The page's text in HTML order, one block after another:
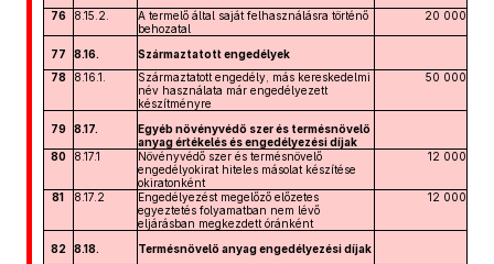
76
8.15.2.
A termelő által saját felhasználásra történő
behozatal
20 000
77 8.16.
Származtatott engedélyek
78
8.16.1.
Származtatott engedély, más kereskedelmi
név használata már engedélyezett
készítményre
50 000
79 8.17.
Egyéb növényvédő szer és termésnövelő
anyag értékelés és engedélyezési díjak
80
8.17.1
Növényvédő szer és termésnövelő
engedélyokirat hiteles másolat készítése
okiratonként
12 000
81 8.17.2
Engedélyezést megelőző előzetes
egyeztetés folyamatban nem lévő
eljárásban megkezdett óránként
12 000
82 8.18.
Termésnövelő anyag engedélyezési díjak